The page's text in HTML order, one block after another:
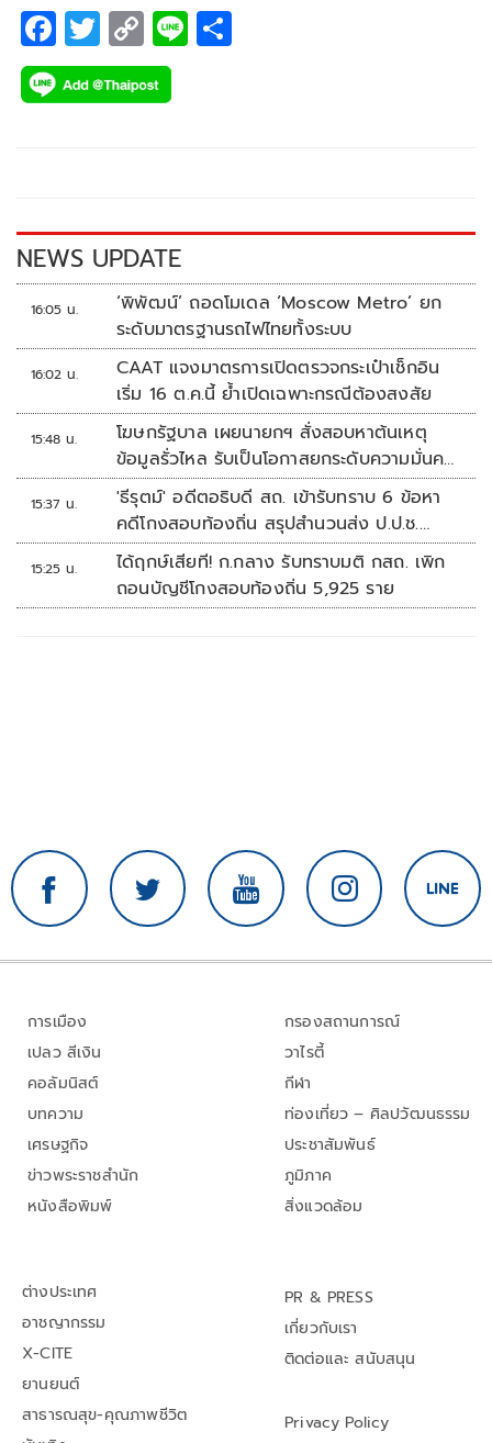
F
ac
e
k
T
wi
tt
C
o
p
k
Li
NEWS UPDATE
16:05 น.
‘พิพัฒน์’ ถอดโมเดล ‘Moscow Metro’ ยก
ระดับมาตรฐานรถไฟไทยทั้งระบบ
16:02 น.
CAAT แจงมาตรการเปิดตรวจกระเป๋าเช็กอิน
เริ่ม 16 ต.ค.นี้ ย้ำเปิดเฉพาะกรณีต้องสงสัย
15:48 น.
โฆษกรัฐบาล เผยนายกฯ สั่งสอบหาต้นเหตุ
ข้อมูลรั่วไหล รับเป็นโอกาสยกระดับความมั่นคง
ปลอดภัยข้อมูลภาครัฐทั้งระบบ
15:37 น.
'ธีรุตม์' อดีตอธิบดี สถ. เข้ารับทราบ 6 ข้อหา
คดีโกงสอบท้องถิ่น สรุปสำนวนส่ง ป.ป.ช.
สัปดาห์หน้า
15:25 น.
ได้ฤกษ์เสียที! ก.กลาง รับทราบมติ กสถ. เพิก
ถอนบัญชีโกงสอบท้องถิ่น 5,925 ราย
การเมือง
เปลว สีเงิน
คอลัมนิสต์
บทความ
เศรษฐกิจ
ข่าวพระราชสำนัก
หนังสือพิมพ์
กรองสถานการณ์
วาไรตี้
กีฬา
ท่องเที่ยว – ศิลปวัฒนธรรม
ประชาสัมพันธ์
ภูมิภาค
สิ่งแวดล้อม
ต่างประเทศ
อาชญากรรม
X-CITE
ยานยนต์
สาธารณสุข-คุณภาพชีวิต
PR & PRESS
เกี่ยวกับเรา
ติดต่อและ สนับสนุน
Privacy Policy